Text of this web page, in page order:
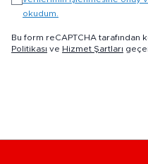
okudum.
Bu form reCAPTCHA tarafından
Politikası ve Hizmet Şartları